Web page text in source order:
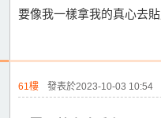
要像我一樣拿我的真心去
61樓 發表於2023-10-03 10:54